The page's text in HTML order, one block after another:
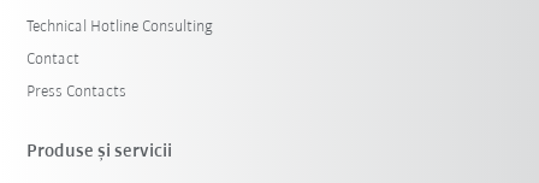
Technical Hotline Consulting
Contact
Press Contacts
Produse şi servicii